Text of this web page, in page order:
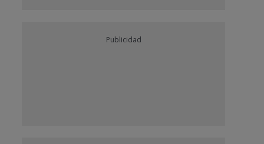
Publicidad